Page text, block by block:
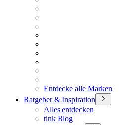
Entdecke alle Marken
Ratgeber & Inspiration
Alles entdecken
tink Blog